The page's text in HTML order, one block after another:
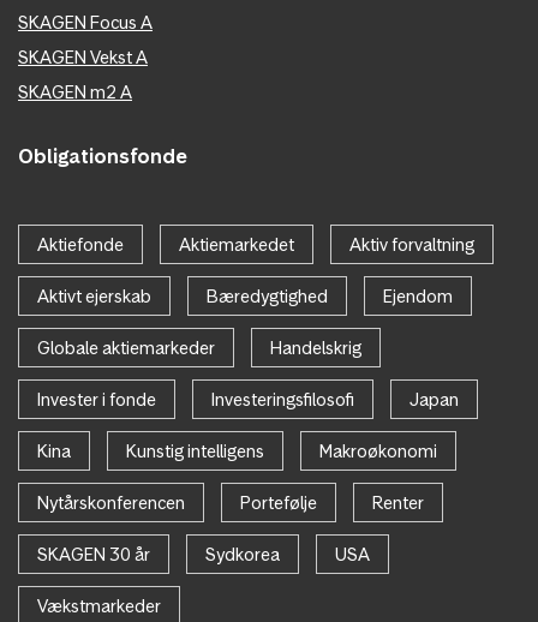
SKAGEN Focus A
SKAGEN Vekst A
SKAGEN m2 A
Obligationsfonde
Aktiefonde Aktiemarkedet Aktiv forvaltning
Aktivt ejerskab Bæredygtighed Ejendom
Globale aktiemarkeder Handelskrig
Invester i fonde Investeringsfilosofi Japan
Kina Kunstig intelligens Makroøkonomi
Nytårskonferencen Portefølje Renter
SKAGEN 30 år Sydkorea USA
Vækstmarkeder